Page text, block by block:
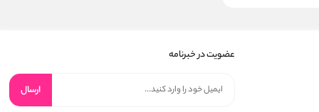
عضویت در خبرنامه
ارسال